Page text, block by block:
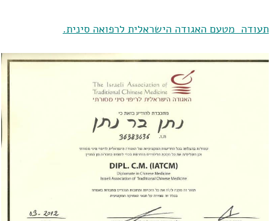
תעודה מטעם האגודה הישראלית לרפואה סינית.